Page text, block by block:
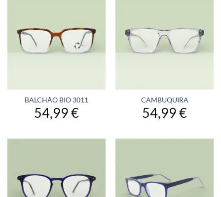
BALCHÃO BIO 3011
54,99€
CAMBUQUIRA
54,99€